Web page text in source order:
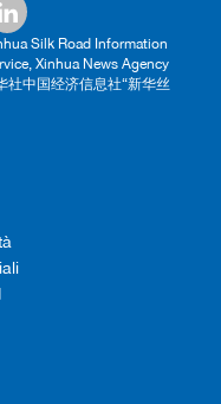
Silk Road Information
Xinhua News Agency
社中国经济信息社“新华丝